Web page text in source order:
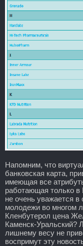
Напомним, что
банковская карта,
имеющая все
работающая только
не очень уважается
молодежи во многом
Кленбутерол цена
Каменск-Уральский?
лишнему весу не
воспримут эту